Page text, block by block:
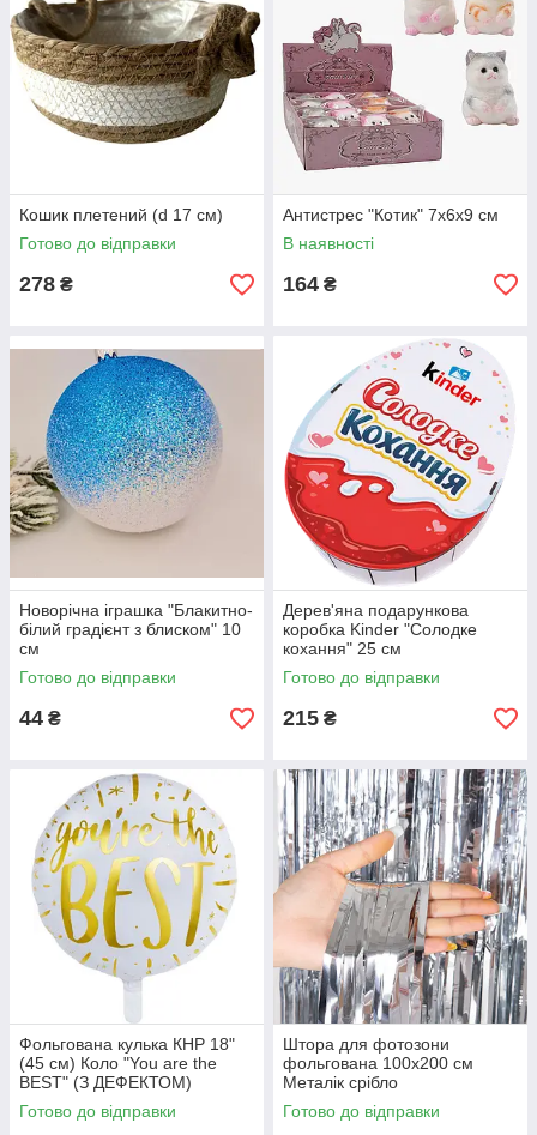
Кошик плетений (d 17 см)
Готово до відправки
278 ₴
Антистрес "Котик" 7х6х9 см
В наявності
164 ₴
Новорічна іграшка "Блакитно-
білий градієнт з блиском" 10
см
Готово до відправки
44 ₴
Дерев'яна подарункова
коробка Kinder "Солодке
кохання" 25 см
Готово до відправки
215 ₴
Фольгована кулька КНР 18"
(45 см) Коло "You are the
BEST" (З ДЕФЕКТОМ)
Готово до відправки
Штора для фотозони
фольгована 100х200 см
Металік срібло
Готово до відправки